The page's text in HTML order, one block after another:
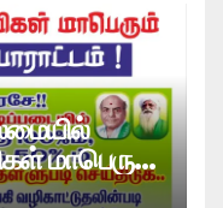
மாபெரும்
!